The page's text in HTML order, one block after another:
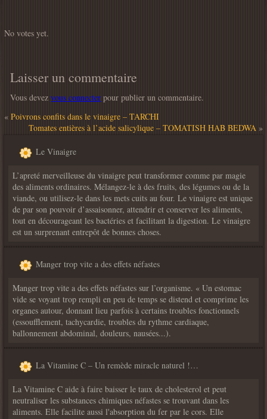
No votes yet.
Laisser un commentaire
Vous devezvous connecter pour publier un commentaire.
«Poivrons confits dans le vinaigre – TARCHI
Tomates entières à l’acide salicylique – TOMATISH HAB BEDWA»
Le Vinaigre
L’apreté merveilleuse du vinaigre peut transformer comme par magie
des aliments ordinaires. Mélangez-le à des fruits, des légumes ou de la
viande, ou utilisez-le dans les mets cuits au four. Le vinaigre est unique
de par son pouvoir d’assaisonner, attendrir et conserver les aliments,
tout en décourageant les bactéries et facilitant la digestion. Le vinaigre
est un surprenant entrepôt de bonnes choses.
Manger trop vite a des effets néfastes
Manger trop vite a des effets néfastes sur l’organisme. « Un estomac
vide se voyant trop rempli en peu de temps se distend et comprime les
organes autour, donnant lieu parfois à certains troubles fonctionnels
(essoufflement, tachycardie, troubles du rythme cardiaque,
ballonnement abdominal, douleurs, nausées...).
La Vitamine C – Un remède miracle naturel !…
La Vitamine C aide à faire baisser le taux de cholesterol et peut
neutraliser les substances chimiques néfastes se trouvant dans les
aliments. Elle facilite aussi l'absorption du fer par le cors. Elle